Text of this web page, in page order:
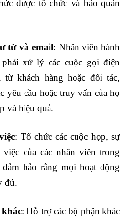
được tổ chức và bảo quản
từ và email: Nhân viên hành
xử lý các cuộc gọi điện
khách hàng hoặc đối tác,
yêu cầu hoặc truy vấn của họ
và hiệu quả.
: Tổ chức các cuộc họp, sự
của các nhân viên trong
bảo rằng mọi hoạt động
đủ.
: Hỗ trợ các bộ phận khác